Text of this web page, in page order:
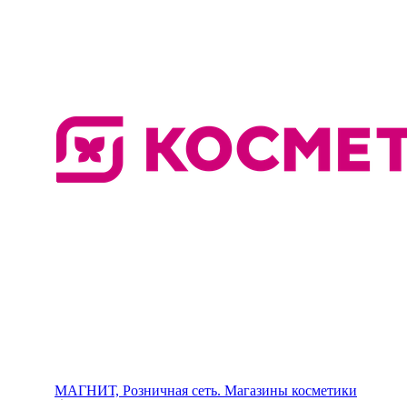
МАГНИТ, Розничная сеть. Магазины косметики